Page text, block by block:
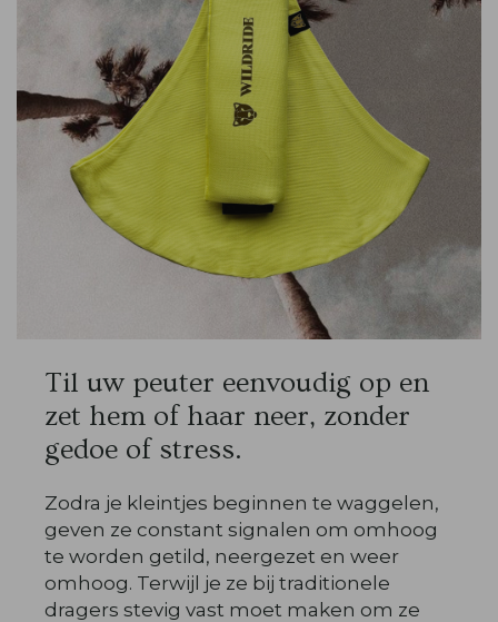
Til uw peuter eenvoudig op en
zet hem of haar neer, zonder
gedoe of stress.
Zodra je kleintjes beginnen te waggelen,
geven ze constant signalen om omhoog
te worden getild, neergezet en weer
omhoog. Terwijl je ze bij traditionele
dragers stevig vast moet maken om ze